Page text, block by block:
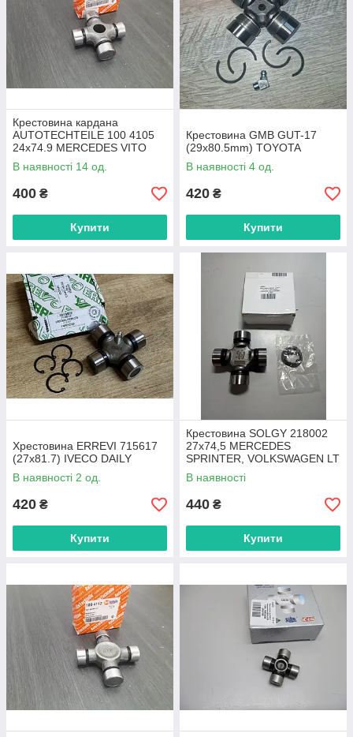
Крестовина кардана
AUTOTECHTEILE 100 4105
24x74.9 MERCEDES VITO
639
В наявності 14 од.
400 ₴
Купити
Крестовина GMB GUT-17
(29x80.5mm) TOYOTA
В наявності 4 од.
420 ₴
Купити
Хрестовина ERREVI 715617
(27x81.7) IVECO DAILY
В наявності 2 од.
420 ₴
Купити
Крестовина SOLGY 218002
27х74,5 MERCEDES
SPRINTER, VOLKSWAGEN LT
96->
В наявності
440 ₴
Купити